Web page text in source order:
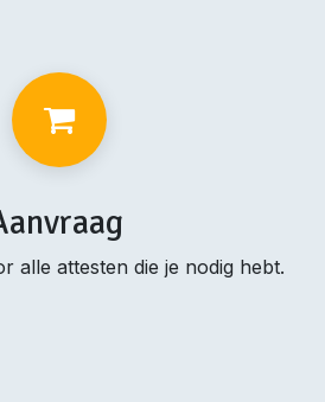
alle attesten die je nodig hebt.